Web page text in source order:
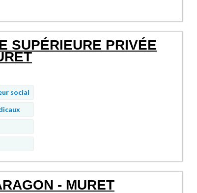
SUPÉRIEURE PRIVÉE
social
- MURET